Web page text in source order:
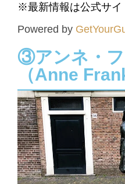
※最新情報は公式サイ
Powered by
③アンネ・
（Anne